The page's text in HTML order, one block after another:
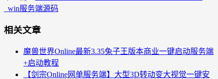
_win服务端源码
相关文章
魔兽世界Online最新3.35兔子王版本商业一键启动服务端
+启动教程
【剑宗Online网单服务端】大型3D转动变大视觉一键安